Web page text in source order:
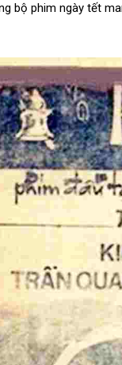
bộ phim ngày tết